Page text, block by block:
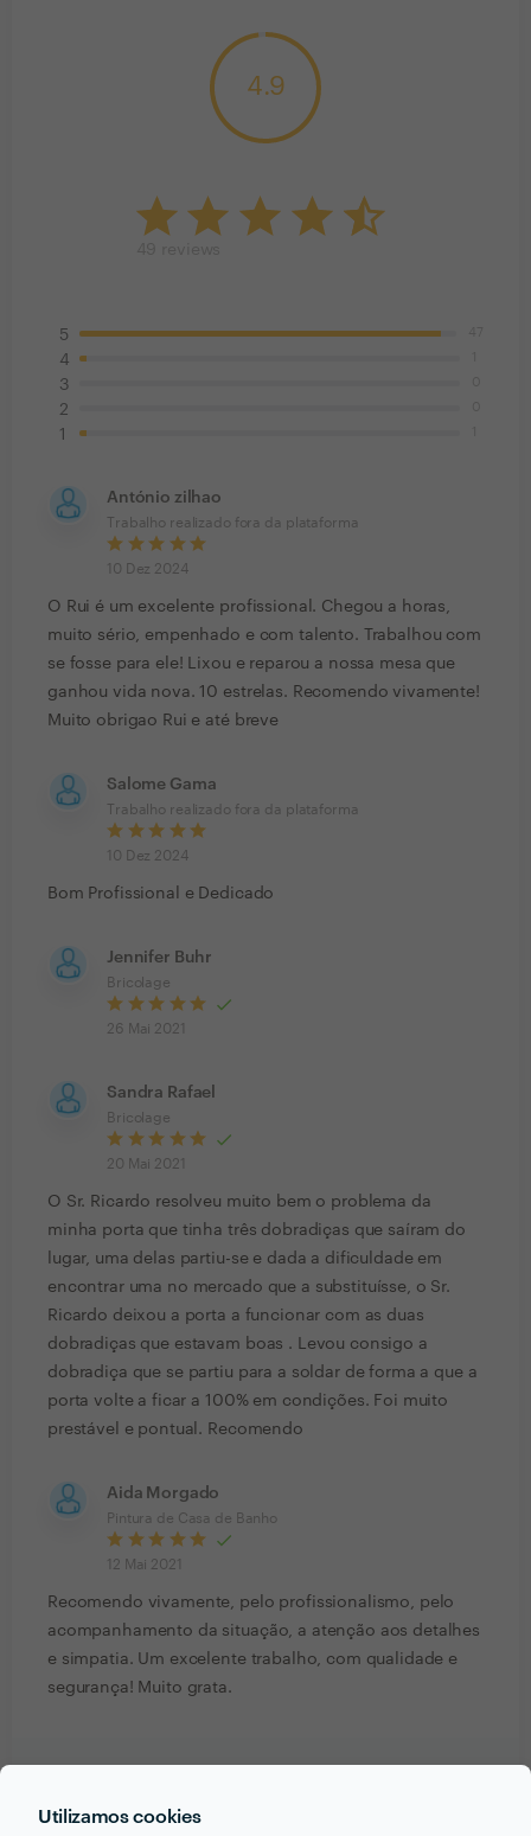
Utilizamos cookies
4.9
5
4
3
2
1
António zilhao
Trabalho realizado fora da plataforma
10 Dez 2024
O Rui é um excelente profissional. Chegou a horas,
muito sério, empenhado e com talento. Trabalhou com
se fosse para ele! Lixou e reparou a nossa mesa que
ganhou vida nova. 10 estrelas. Recomendo vivamente!
Muito obrigao Rui e até breve
Salome Gama
Trabalho realizado fora da plataforma
10 Dez 2024
Bom Profissional e Dedicado
Jennifer Buhr
Bricolage
26 Mai 2021
Sandra Rafael
Bricolage
20 Mai 2021
O Sr. Ricardo resolveu muito bem o problema da
minha porta que tinha três dobradiças que saíram do
lugar, uma delas partiu-se e dada a dificuldade em
encontrar uma no mercado que a substituísse, o Sr.
Ricardo deixou a porta a funcionar com as duas
dobradiças que estavam boas . Levou consigo a
dobradiça que se partiu para a soldar de forma a que a
porta volte a ficar a 100% em condições. Foi muito
prestável e pontual. Recomendo
Aida Morgado
Pintura de Casa de Banho
12 Mai 2021
Recomendo vivamente, pelo profissionalismo, pelo
acompanhamento da situação, a atenção aos detalhes
e simpatia. Um excelente trabalho, com qualidade e
segurança! Muito grata.